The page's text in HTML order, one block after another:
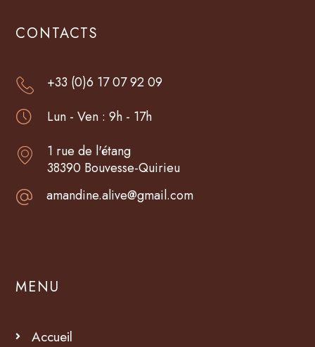
CONTACTS
+33 (0)6 17 07 92 09
Lun - Ven : 9h - 17h
1 rue de l'étang
38390 Bouvesse-Quirieu
amandine.alive@gmail.com
MENU
Accueil